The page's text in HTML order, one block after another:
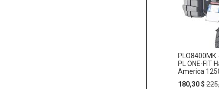
PL ONE-FIT
America
Special
180,30 $